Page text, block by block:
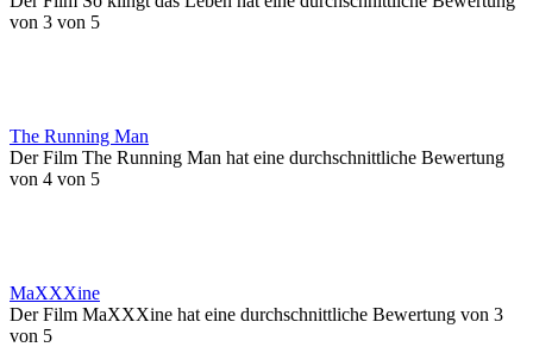
von 3 von 5
The Running Man
Der Film The Running Man hat eine durchschnittliche Bewertung
von 4 von 5
MaXXXine
Der Film MaXXXine hat eine durchschnittliche Bewertung von 3
von 5